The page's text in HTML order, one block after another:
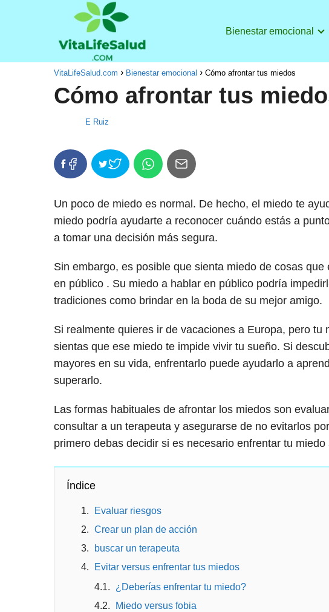
Bienestar emocional
VitaLifeSalud.com Bienestar emocional Cómo afrontar tus miedos
Cómo afrontar tus
E Ruiz
Un poco de miedo es normal. De hecho, el miedo te
miedo podría ayudarte a reconocer cuándo estás a
a tomar una decisión más segura.
Sin embargo, es posible que sienta miedo de cosas
en público . Su miedo a hablar en público podría
tradiciones como brindar en la boda de su mejor amigo.
Si realmente quieres ir de vacaciones a Europa, pero
sientas que ese miedo te impide vivir tu sueño. Si
mayores en su vida, enfrentarlo puede ayudarlo a
superarlo.
Las formas habituales de afrontar los miedos son
consultar a un terapeuta y asegurarse de no evitarlos
primero debas decidir si es necesario enfrentar tu
Índice
Evaluar riesgos
Crear un plan de acción
buscar un terapeuta
Evitar versus enfrentar tus miedos
¿Deberías enfrentar tu miedo?
Miedo versus fobia